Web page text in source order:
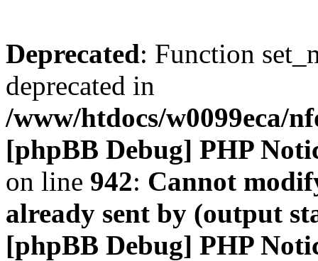
Deprecated: Function
deprecated in
/www/htdocs/w0099eca/
[phpBB Debug] PHP
on line 942: Cannot
already sent by (output
[phpBB Debug] PHP